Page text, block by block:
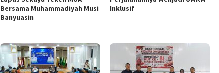
Bersama Muhammadiyah Musi
Banyuasin
Inklusif